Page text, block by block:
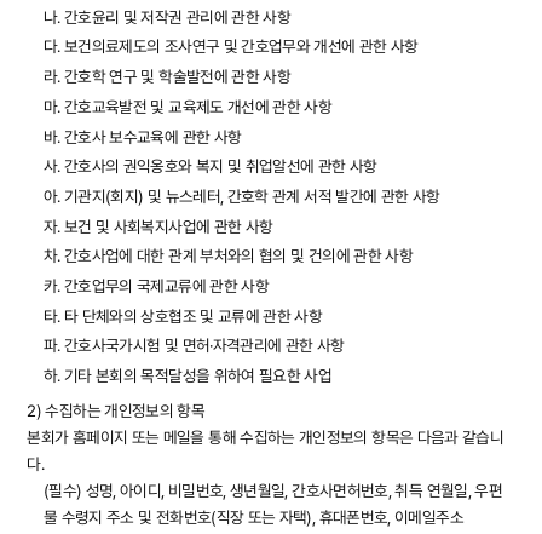
나. 간호윤리 및 저작권 관리에 관한 사항
다. 보건의료제도의 조사연구 및 간호업무와 개선에 관한 사항
라. 간호학 연구 및 학술발전에 관한 사항
마. 간호교육발전 및 교육제도 개선에 관한 사항
바. 간호사 보수교육에 관한 사항
사. 간호사의 권익옹호와 복지 및 취업알선에 관한 사항
아. 기관지(회지) 및 뉴스레터, 간호학 관계 서적 발간에 관한 사항
자. 보건 및 사회복지사업에 관한 사항
차. 간호사업에 대한 관계 부처와의 협의 및 건의에 관한 사항
카. 간호업무의 국제교류에 관한 사항
타. 타 단체와의 상호협조 및 교류에 관한 사항
파. 간호사국가시험 및 면허·자격관리에 관한 사항
하. 기타 본회의 목적달성을 위하여 필요한 사업
2) 수집하는 개인정보의 항목
본회가 홈페이지 또는 메일을 통해 수집하는 개인정보의 항목은 다음과 같습니
다.
(필수) 성명, 아이디, 비밀번호, 생년월일, 간호사면허번호, 취득 연월일, 우편
물 수령지 주소 및 전화번호(직장 또는 자택), 휴대폰번호, 이메일주소